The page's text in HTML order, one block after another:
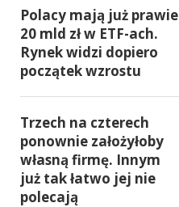
Polacy mają już prawie
20 mld zł w ETF-ach.
Rynek widzi dopiero
początek wzrostu
Trzech na czterech
ponownie założyłoby
własną firmę. Innym
już tak łatwo jej nie
polecają